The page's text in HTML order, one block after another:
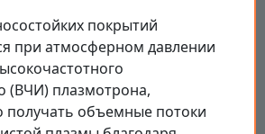
покрытий
при атмосферном давлении
(ВЧИ) плазмотрона,
получать объемные потоки